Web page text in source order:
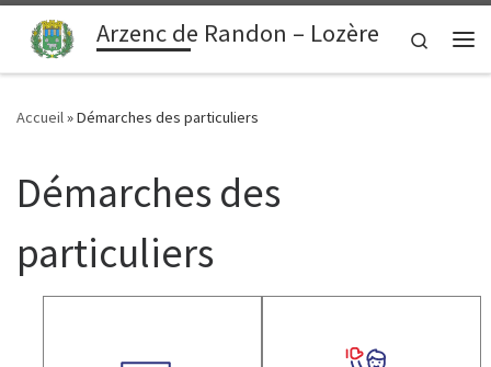
principal
Passer au contenuArzenc de Randon – Lozère
Search
Accueil»Démarches des particuliers
Démarches des
particuliers